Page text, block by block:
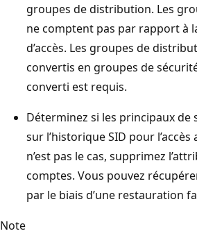
groupes de distribution. Les
ne comptent pas par rapport à
d’accès. Les groupes de
convertis en groupes de
converti est requis.
Déterminez si les principaux de
sur l’historique SID pour l’accès
n’est pas le cas, supprimez
comptes. Vous pouvez
par le biais d’une restauration
Note